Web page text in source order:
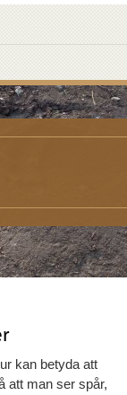
kan betyda att
att man ser spår,